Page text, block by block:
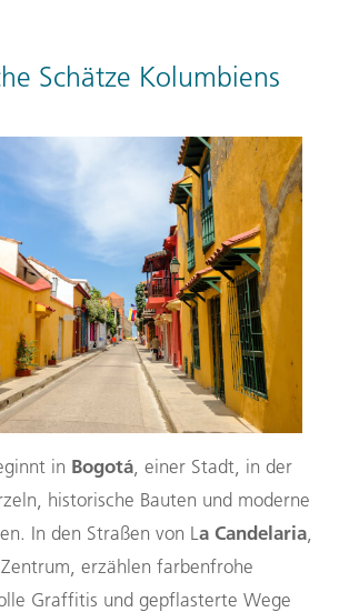
Schätze Kolumbiens
in Bogotá , einer Stadt, in der
historische Bauten und moderne
In den Straßen von L a Candelaria
erzählen farbenfrohe
Graffitis und gepflasterte Wege